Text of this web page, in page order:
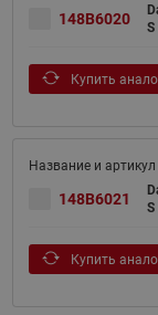
148B6020
S
Купить
148B6021
S
Купить